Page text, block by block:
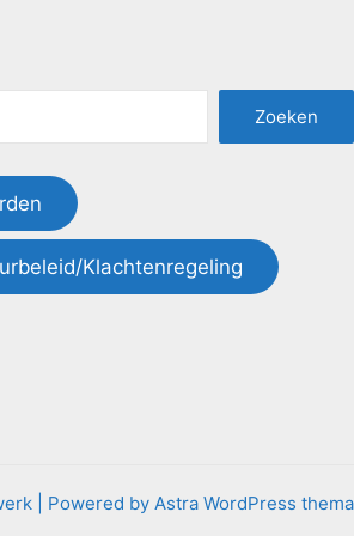
Zoeken
Klachtenregeling
| Powered by Astra WordPress thema